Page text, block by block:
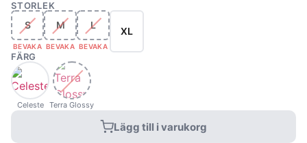
STORLEK
S
BEVAKA
M
BEVAKA
L
BEVAKA
XL
FÄRG
Celeste Terra Glossy
Lägg till i varukorg